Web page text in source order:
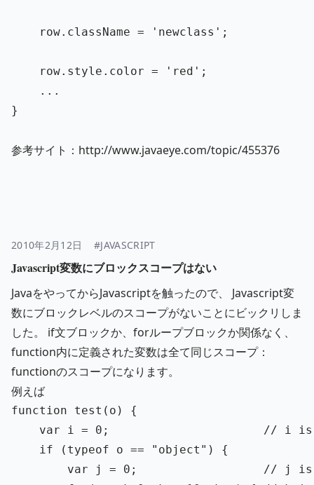
row. className = ' newclass ' ;
row. style . color = ' red ' ;
...
}
参考サイト： http://www.javaeye.com/topic/455376
2010年2月12日 #JAVASCRIPT
Javascript変数にブロックスコープはない
JavaをやってからJavascriptを触ったので、 Javascript変
数にブロックレベルのスコープがないことにビックリしま
した。 if文ブロックか、forループブロックか関係なく、
function内に定義された変数は全て同じスコープ：
functionのスコープになります。
例えば
function test ( o )
{
var
i = 0 ;
// i is
if
( typeof o == " object " )
{
var
j = 0 ;
// j is